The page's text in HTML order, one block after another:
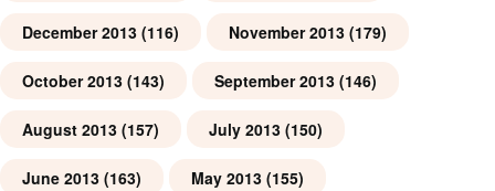
December 2013 (116) November 2013 (179)
October 2013 (143) September 2013 (146)
August 2013 (157) July 2013 (150)
June 2013 (163) May 2013 (155)